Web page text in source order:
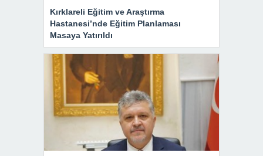
Kırklareli Eğitim ve Araştırma
Hastanesi’nde Eğitim Planlaması
Masaya Yatırıldı